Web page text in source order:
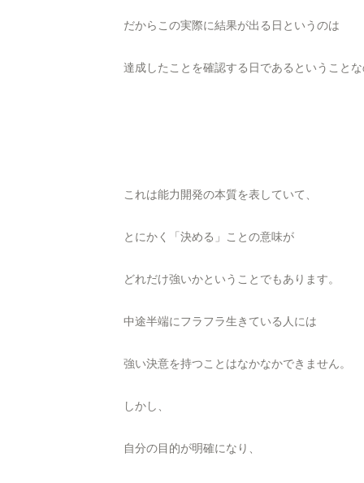
だからこの実際に結果が出る日というのは
達成したことを確認する日であるということ
これは能力開発の本質を表していて、
とにかく「決める」ことの意味が
どれだけ強いかということでもあります。
中途半端にフラフラ生きている人には
強い決意を持つことはなかなかできません。
しかし、
自分の目的が明確になり、